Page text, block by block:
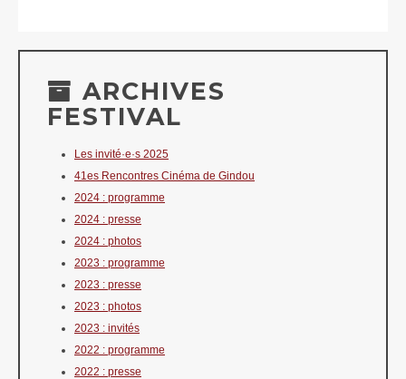
ARCHIVES
FESTIVAL
Les invité·e·s 2025
41es Rencontres Cinéma de Gindou
2024 : programme
2024 : presse
2024 : photos
2023 : programme
2023 : presse
2023 : photos
2023 : invités
2022 : programme
2022 : presse